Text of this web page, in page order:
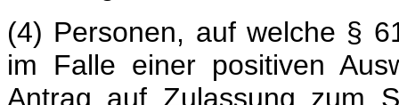
(4) Personen, auf welche §
im Falle einer positiven
Antrag auf Zulassung zum